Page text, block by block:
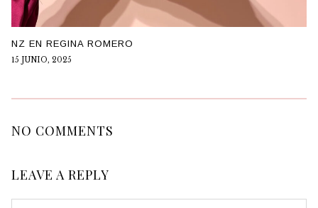
NZ EN REGINA ROMERO
15 JUNIO, 2025
NO COMMENTS
LEAVE A REPLY